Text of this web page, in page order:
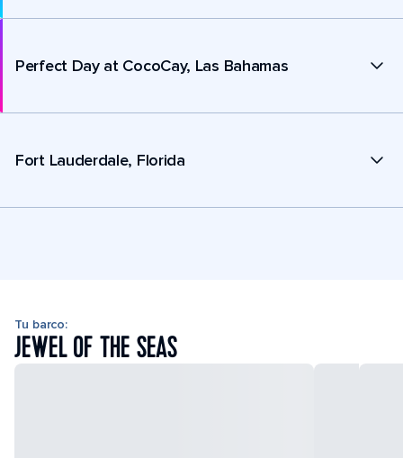
Perfect Day at CocoCay, Las Bahamas
Fort Lauderdale, Florida
Tu barco:
JEWEL OF THE SEAS